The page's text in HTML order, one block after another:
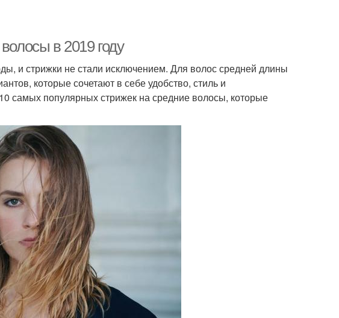
в 2019 году
и стрижки не стали исключением. Для волос средней длины
которые сочетают в себе удобство, стиль и
самых популярных стрижек на средние волосы, которые